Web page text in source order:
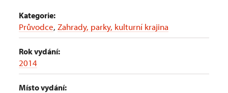
Kategorie:
Průvodce, Zahrady, parky, kulturní krajina
Rok vydání:
2014
Místo vydání: